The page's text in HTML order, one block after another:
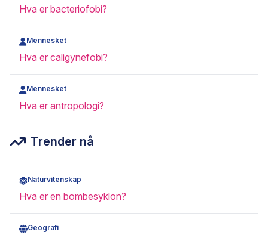
Hva er bacteriofobi?
Mennesket
Hva er caligynefobi?
Mennesket
Hva er antropologi?
Trender nå
Naturvitenskap
Hva er en bombesyklon?
Geografi